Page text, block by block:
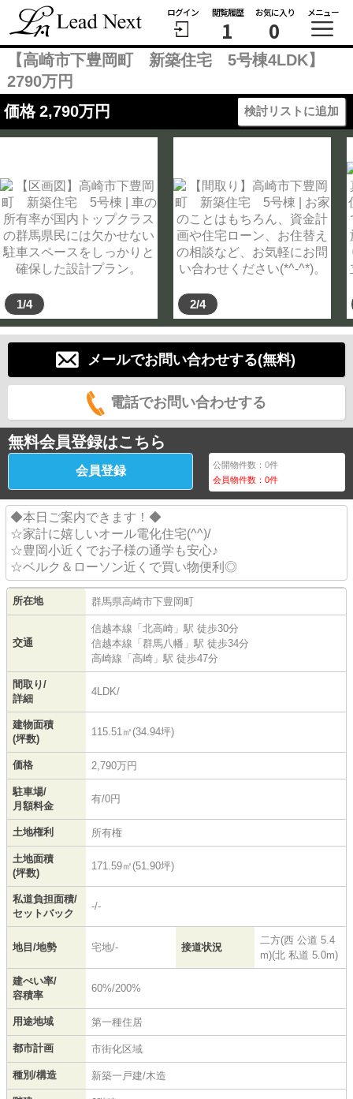
ログイン 閲覧履歴
1
お気に入り
0
メニュー
【高崎市下豊岡町 新築住宅 5号棟4LDK】
2790万円
価格 2,790万円 検討リストに追加
1/4 2/4
メールでお問い合わせする(無料)
電話でお問い合わせする
無料会員登録はこちら
会員登録 公開物件数：0件
会員物件数：0件
◆本日ご案内できます！◆
☆家計に嬉しいオール電化住宅(^^)/
☆豊岡小近くでお子様の通学も安心♪
☆ベルク＆ローソン近くで買い物便利◎
所在地 群馬県高崎市下豊岡町
交通
信越本線 「 北高崎 」駅 徒歩30分
信越本線 「 群馬八幡 」駅 徒歩34分
高崎線 「 高崎 」駅 徒歩47分
間取り/
詳細
4LDK/
建物面積
(坪数)
115.51㎡(34.94坪)
価格 2,790万円
駐車場/
月額料金
有/0円
土地権利 所有権
土地面積
(坪数)
171.59㎡(51.90坪)
私道負担面積/
セットバック
-/-
地目/地勢 宅地/- 接道状況
二方(西 公道 5.4
m)(北 私道 5.0m)
建ぺい率/
容積率
60%/200%
用途地域 第一種住居
都市計画 市街化区域
種別/構造 新築一戸建/木造